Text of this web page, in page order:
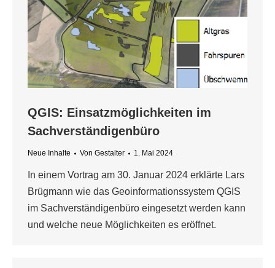
QGIS: Einsatzmöglichkeiten im
Sachverständigenbüro
Neue Inhalte Von Gestalter 1. Mai 2024
In einem Vortrag am 30. Januar 2024 erklärte Lars
Brügmann wie das Geoinformationssystem QGIS
im Sachverständigenbüro eingesetzt werden kann
und welche neue Möglichkeiten es eröffnet.